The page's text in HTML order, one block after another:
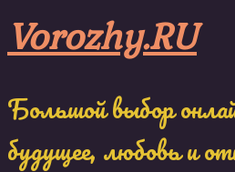
to
content
Vorozhy.RU
Большой выбор
будущее, любовь и